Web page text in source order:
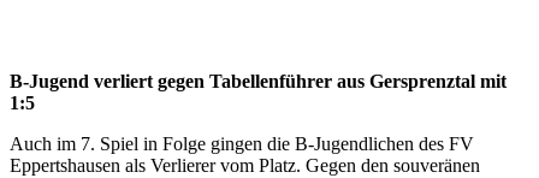
B-Jugend verliert gegen Tabellenführer aus Gersprenztal mit
1:5
Auch im 7. Spiel in Folge gingen die B-Jugendlichen des FV
Eppertshausen als Verlierer vom Platz. Gegen den souveränen